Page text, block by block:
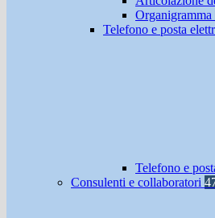
Organigramma
Telefono e posta
Telefono e
Consulenti e collaboratori